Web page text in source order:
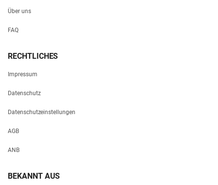
Über uns
FAQ
RECHTLICHES
Impressum
Datenschutz
Datenschutzeinstellungen
AGB
ANB
BEKANNT AUS